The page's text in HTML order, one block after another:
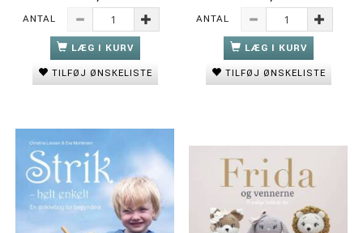
ANTAL
LÆG I KURV
TILFØJ ØNSKELISTE
ANTAL
LÆG I KURV
TILFØJ ØNSKELISTE